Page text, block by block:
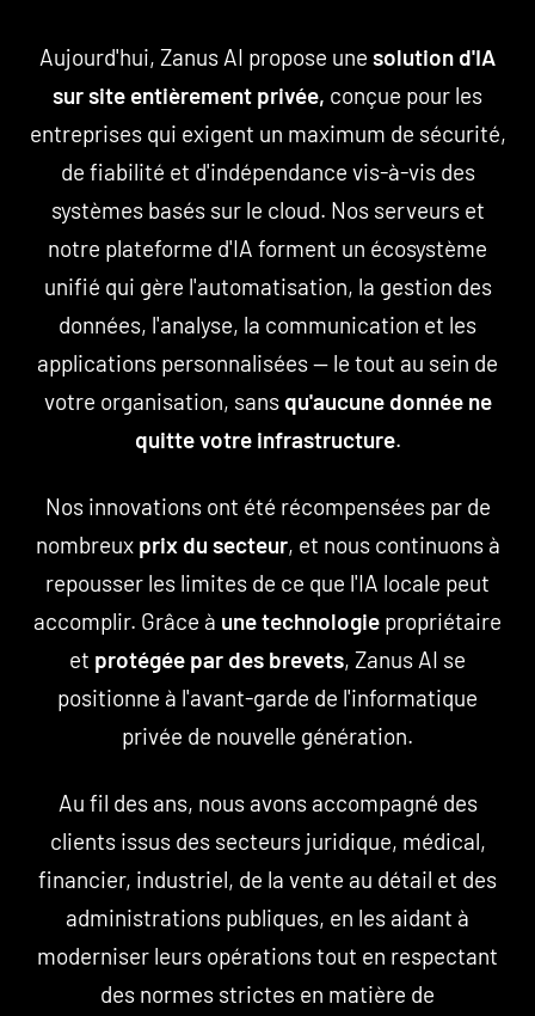
Aujourd'hui, Zanus AI propose une solution d'IA
sur site entièrement privée, conçue pour les
entreprises qui exigent un maximum de sécurité,
de fiabilité et d'indépendance vis-à-vis des
systèmes basés sur le cloud. Nos serveurs et
notre plateforme d'IA forment un écosystème
unifié qui gère l'automatisation, la gestion des
données, l'analyse, la communication et les
applications personnalisées — le tout au sein de
votre organisation, sans qu'aucune donnée ne
quitte votre infrastructure.
Nos innovations ont été récompensées par de
nombreux prix du secteur, et nous continuons à
repousser les limites de ce que l'IA locale peut
accomplir. Grâce à une technologie propriétaire
et protégée par des brevets, Zanus AI se
positionne à l'avant-garde de l'informatique
privée de nouvelle génération.
Au fil des ans, nous avons accompagné des
clients issus des secteurs juridique, médical,
financier, industriel, de la vente au détail et des
administrations publiques, en les aidant à
moderniser leurs opérations tout en respectant
des normes strictes en matière de